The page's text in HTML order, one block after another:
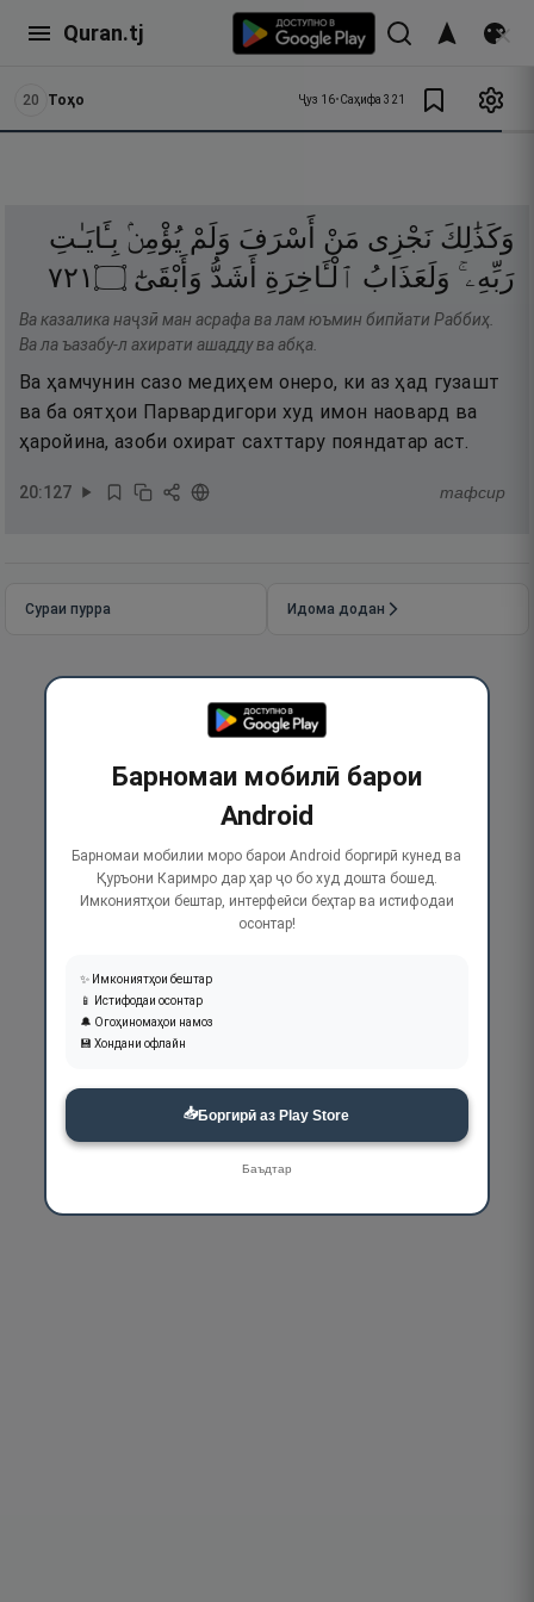
Quran.tj
20 Тоҳо Ҷуз 16•Саҳифа 321
وَكَذَٰلِكَ نَجْزِى مَنْ أَسْرَفَ وَلَمْ يُؤْمِنۢ بِـَٔايَـٰتِ
رَبِّهِۦ ۚ وَلَعَذَابُ ٱلْـَٔاخِرَةِ أَشَدُّ وَأَبْقَىٰٓ ۝١٢٧
Ва казалика наҷзӣ ман асрафа ва лам юъмин бипйати Раббиҳ.
Ва ла ъазабу-л ахирати ашадду ва абқа.
Ва ҳамчунин сазо медиҳем онеро, ки аз ҳад гузашт
ва ба оятҳои Парвардигори худ имон наовард ва
ҳаройина, азоби охират сахттару пояндатар аст.
20:127 тафсир
Сураи пурра Идома додан
Барномаи мобилӣ барои
Android
Барномаи мобилии моро барои Android боргирӣ кунед ва
Қуръони Каримро дар ҳар ҷо бо худ дошта бошед.
Имкониятҳои бештар, интерфейси беҳтар ва истифодаи
осонтар!
✨ Имкониятҳои бештар
📱 Истифодаи осонтар
🔔 Огоҳиномаҳои намоз
💾 Хондани офлайн
📥Боргирӣ аз Play Store
Баъдтар